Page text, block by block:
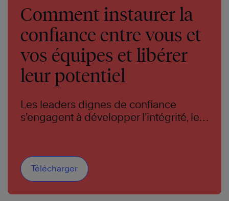
Comment instaurer la
confiance entre vous et
vos équipes et libérer
leur potentiel
Les leaders dignes de confiance
s’engagent à développer l’intégrité, les
donnent l’exemple de ce que signifie
être digne de confiance. Et ils créent
des équipes qui sont agiles,
collaboratives, innovantes et engagées.
Télécharger